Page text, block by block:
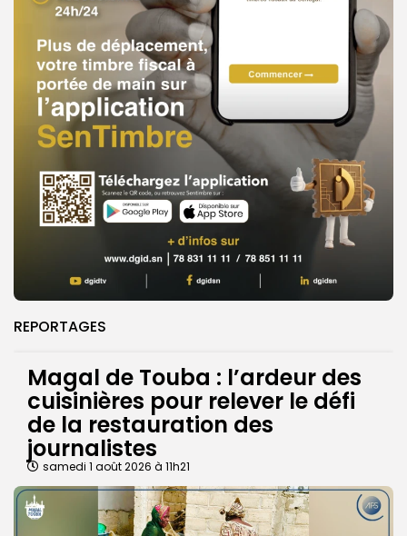
REPORTAGES
Magal de Touba : l’ardeur des
cuisinières pour relever le défi
de la restauration des
journalistes
samedi 1 août 2026 à 11h21